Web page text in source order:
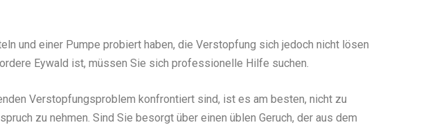
und einer Pumpe probiert haben, die Verstopfung sich jedoch nicht lösen
Eywald ist, müssen Sie sich professionelle Hilfe suchen.
Verstopfungsproblem konfrontiert sind, ist es am besten, nicht zu
zu nehmen. Sind Sie besorgt über einen üblen Geruch, der aus dem